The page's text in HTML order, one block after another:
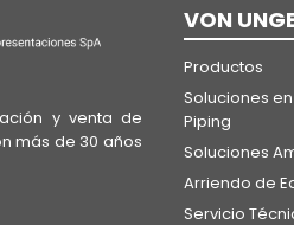
y venta de
más de 30 años
VON
Productos
Soluciones
Piping
Soluciones
Arriendo de
Servicio